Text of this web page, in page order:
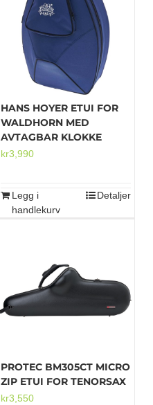
HANS HOYER ETUI FOR
WALDHORN MED
AVTAGBAR KLOKKE
kr3,990
Legg i
handlekurv
Detaljer
PROTEC BM305CT MICRO
ZIP ETUI FOR TENORSAX
kr3,550